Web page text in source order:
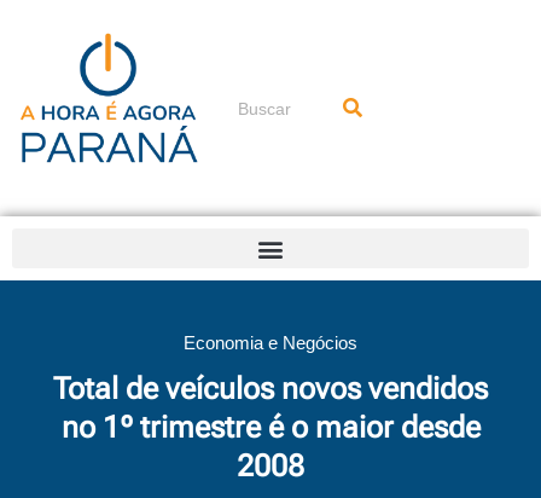
conteúdo
Pesquisar
Economia e Negócios
Total de veículos novos vendidos
no 1º trimestre é o maior desde
2008